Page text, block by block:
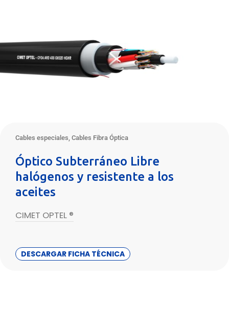
Cables especiales, Cables Fibra Óptica
Óptico Subterráneo Libre
halógenos y resistente a los
aceites
CIMET OPTEL ®
DESCARGAR FICHA TÉCNICA